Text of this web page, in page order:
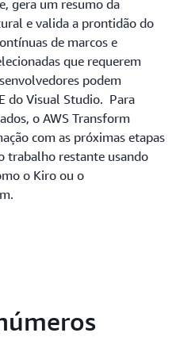
gera um resumo da
e valida a prontidão do
de marcos e
que requerem
podem
do Visual Studio. Para
o AWS Transform
com as próximas etapas
trabalho restante usando
o Kiro ou o